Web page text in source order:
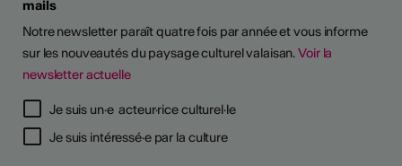
mails
Notre newsletter paraît quatre fois par année et vous informe
sur les nouveautés du paysage culturel valaisan.Voir la
newsletter actuelle
Je suis un·e acteur·rice culturel·le
Je suis intéressé·e par la culture